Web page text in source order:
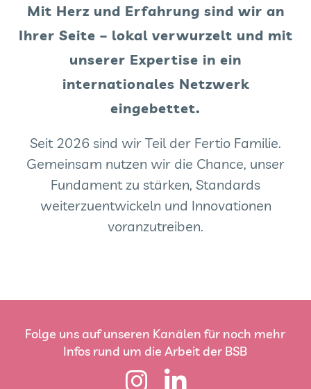
Mit Herz und Erfahrung sind wir an
Ihrer Seite – lokal verwurzelt und mit
unserer Expertise in ein
internationales Netzwerk
eingebettet.
Seit 2026 sind wir Teil der Fertio Familie.
Gemeinsam nutzen wir die Chance, unser
Fundament zu stärken, Standards
weiterzuentwickeln und Innovationen
voranzutreiben.
Folge uns auf unseren Kanälen für noch mehr
Infos rund um die Arbeit der BSB